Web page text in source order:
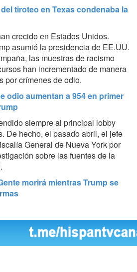
tiroteo en Texas condenaba la
crecido en Estados Unidos.
asumió la presidencia de EE.UU.
las muestras de racismo
han incrementado de manera
por crímenes de odio.
odio aumentan a 954 en primer
siempre al principal lobby
De hecho, el pasado abril, el jefe
General de Nueva York por
sobre las fuentes de la
morirá mientras Trump se